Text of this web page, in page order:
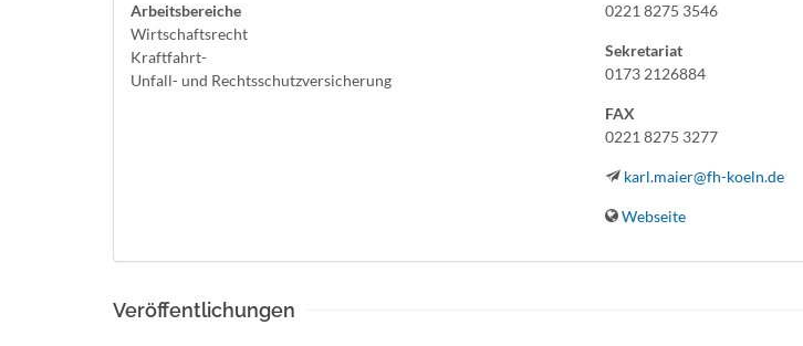
Arbeitsbereiche
Wirtschaftsrecht
Kraftfahrt-
Unfall- und Rechtsschutzversicherung
0221 8275 3546
Sekretariat
0173 2126884
FAX
0221 8275 3277
karl.maier@fh-koeln.de
Webseite
Veröffentlichungen